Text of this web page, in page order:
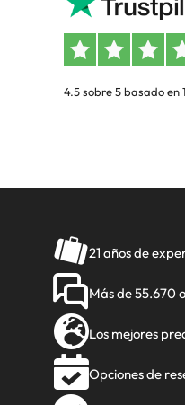
4.5 sobre 5 basado en
21 años de
Más de 55.670
Los mejores
Opciones de